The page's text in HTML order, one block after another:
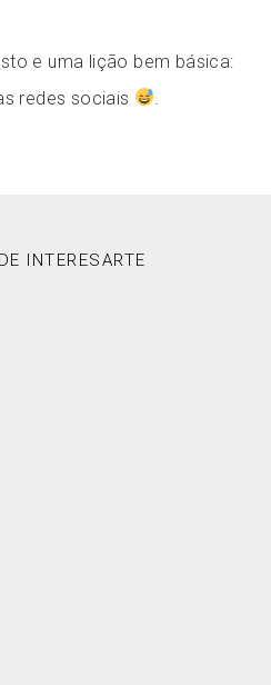
e uma lição bem básica:
redes sociais
INTERESARTE